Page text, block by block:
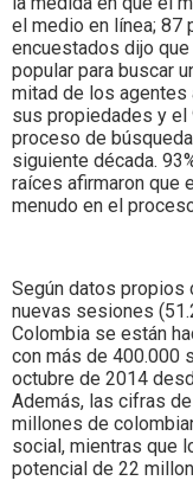
el medio en línea; 87
encuestados dijo
popular para buscar
mitad de los agentes
sus propiedades y el
proceso de
siguiente década.
raíces afirmaron que
menudo en el
Según datos propios
nuevas sesiones
Colombia se están
con más de 400.000
octubre de 2014
Además, las cifras
millones de
social, mientras que
potencial de 22